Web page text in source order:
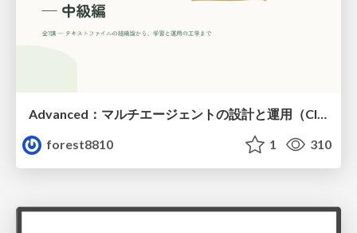
forest8810
1 310